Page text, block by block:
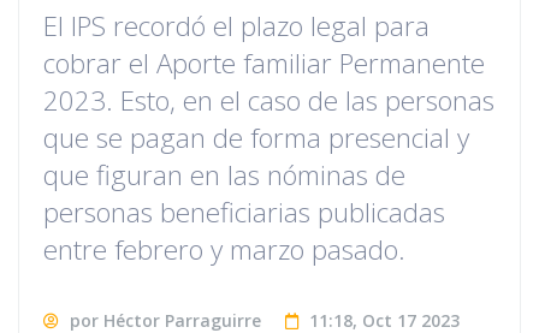
El IPS recordó el plazo legal para
cobrar el Aporte familiar Permanente
2023. Esto, en el caso de las personas
que se pagan de forma presencial y
que figuran en las nóminas de
personas beneficiarias publicadas
entre febrero y marzo pasado.
por Héctor Parraguirre 11:18, Oct 17 2023